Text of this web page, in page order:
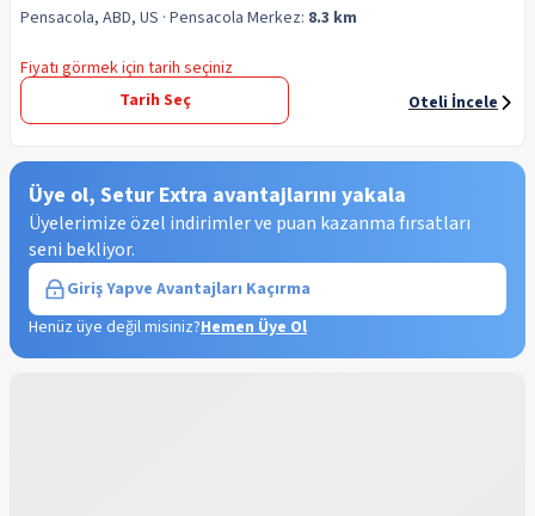
Pensacola, ABD, US · Pensacola Merkez: 8.3 km
Fiyatı görmek için tarih seçiniz
Tarih Seç
Oteli İncele
Üye ol, Setur Extra avantajlarını yakala
Üyelerimize özel indirimler ve puan kazanma fırsatları
seni bekliyor.
Giriş Yapve Avantajları Kaçırma
Henüz üye değil misiniz?Hemen Üye Ol